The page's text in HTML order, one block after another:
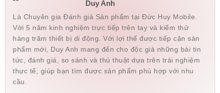
Duy Anh
Là Chuyên gia Đánh giá Sản phẩm tại Đức Huy Mobile.
Với 5 năm kinh nghiệm trực tiếp trên tay và kiểm thử
hàng trăm thiết bị di động. Với lợi thế được tiếp cận sản
phẩm mới, Duy Anh mang đến cho độc giả những bài tin
tức, đánh giá, so sánh và thủ thuật dựa trên trải nghiệm
thực tế, giúp bạn tìm được sản phẩm phù hợp với nhu
cầu.